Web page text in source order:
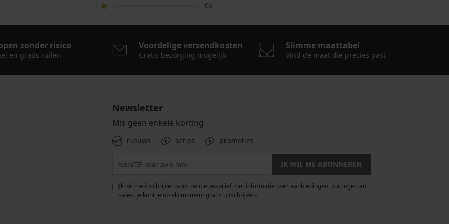
1
0x
zonder risico
en gratis ruilen
Voordelige verzendkosten
Gratis bezorging mogelijk
Slimme maattabel
Vind de maat die precies past
Newsletter
Mis geen enkele korting
nieuws acties promoties
IK WIL ME ABONNEREN
Ik wil me inschrijven voor de nieuwsbrief met informatie over aanbiedingen, kortingen en
sales. Je kunt je op elk moment gratis uitschrijven.